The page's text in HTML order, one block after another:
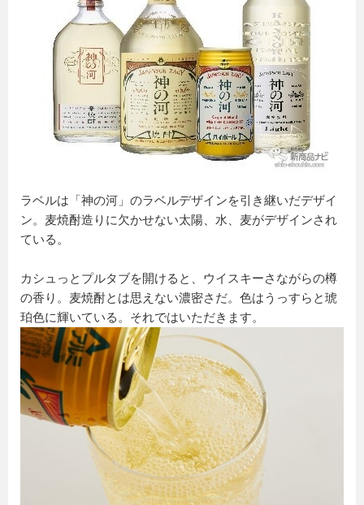
ラベルは「神の河」のラベルデザインを引き継いだデザイ
ン。麦焼酎造りに欠かせない太陽、水、麦がデザインされ
ている。
カシュっとプルタブを開けると、ウイスキーさながらの樽
の香り。麦焼酎とは思えない濃密さだ。色はうっすらと琥
珀色に輝いている。それではいただきます。